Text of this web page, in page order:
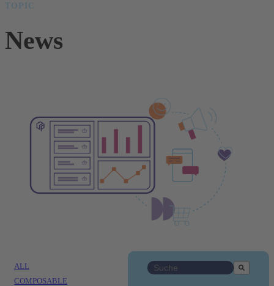
TOPIC
News
ALL
COMPOSABLE
Dies ist ein Suchfeld mit